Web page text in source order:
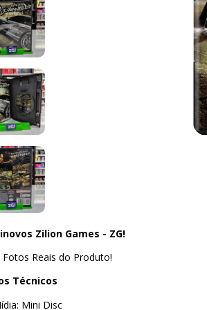
Zilion Games - ZG!
Fotos Reais do Produto!
Técnicos
Mini Disc